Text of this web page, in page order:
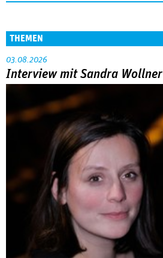
THEMEN
03.08.2026
Interview mit Sandra Wollner